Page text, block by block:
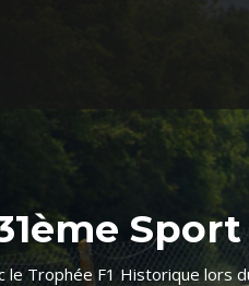
le Trophée F1 Historique lors